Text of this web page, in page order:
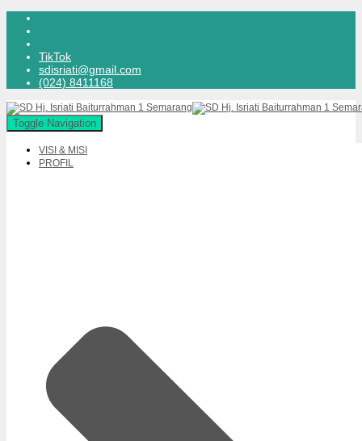
TikTok
sdisriati@gmail.com
(024) 8411168
Toggle Navigation
VISI & MISI
PROFIL